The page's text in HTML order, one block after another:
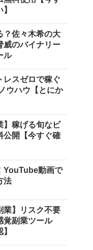
？佐々木希の大
威のバイナリー
ル
レスゼロで稼ぐ
ウハウ【とにか
】稼げる旬なビ
公開【今すぐ確
YouTube動画で
法
業】リスク不要
覚副業ツール